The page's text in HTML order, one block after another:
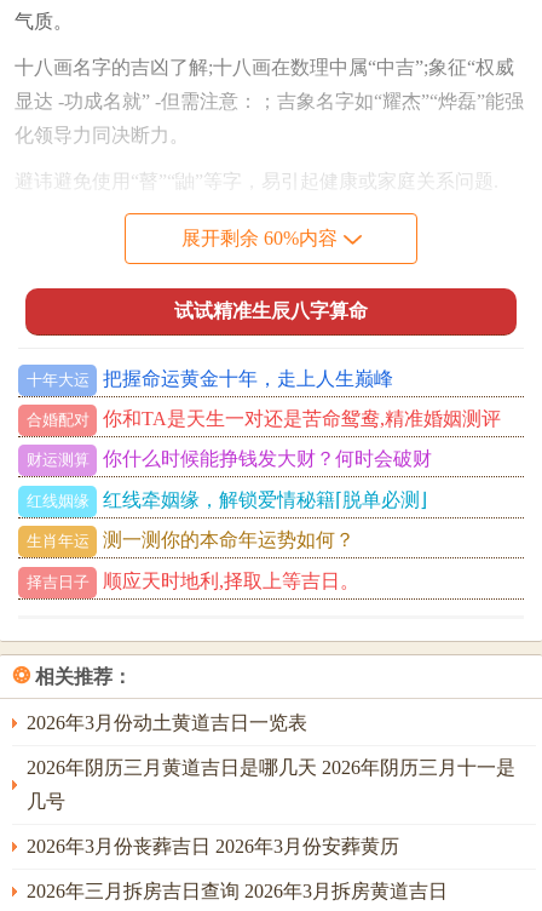
气质。
十八画名字的吉凶了解;十八画在数理中属“中吉”;象征“权威
显达 -功成名就” -但需注意：；吉象名字如“耀杰”“烨磊”能强
化领导力同决断力。
避讳避免使用“瞽”“鼬”等字，易引起健康或家庭关系问题.
经典名字例子同寓意，瑞霖结合“瑞”（吉祥）同“霖”（甘
露），说实话寓意福泽深厚.
致远取自“非宁静无以致远”，寄托智慧同远见。
背后文化同书写方法，十八画的字多源自《康熙字典》，
如“彝”“礓”、书写时需注意结构平衡。建议选择上下对称或
上下呼应的字形、如“翱”“璨” 既美观又易读。
十六画的起名吉利字男孩，十六画男孩名字热门字库~十六
画的字常被赋予“福泽绵长”的寓意~以下是高频推荐：- 雷
（康熙字典）：象征力量同威严，适合性格坚毅的男孩。
霖五行属水、代表恩泽同智慧，名字如“瑞霖”广受欢迎。
烨光明之意，搭配“载”“星”等字;凸显主动向上的气质。
翰取自“翰林”，象征文采同学识 -适合书香门第！
五行平衡同名字搭配 -属金字如“锐”“锦” 可补足八字缺金的
男孩；增强决断力。
属水字如“澈”“济”，适合五行喜水的孩子- 寓意灵活同包容。
展开剩余 60%内容
试试精准生辰八字算命
十年大运 把握命运黄金十年，走上人生巅峰
合婚配对 你和TA是天生一对还是苦命鸳鸯,精准婚姻测评
财运测算 你什么时候能挣钱发大财？何时会破财
红线姻缘 红线牵姻缘，解锁爱情秘籍⌈脱单必测⌋
生肖年运 测一测你的本命年运势如何？
择吉日子 顺应天时地利,择取上等吉日。
❂ 相关推荐：
2026年3月份动土黄道吉日一览表
2026年阴历三月黄道吉日是哪几天 2026年阴历三月十一是
几号
2026年3月份丧葬吉日 2026年3月份安葬黄历
2026年三月拆房吉日查询 2026年3月拆房黄道吉日